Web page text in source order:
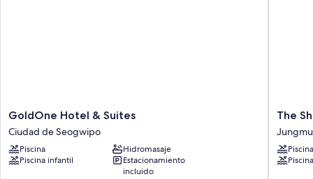
GoldOne
Hotel
&
Suites
Ciudad
GoldOne Hotel & Suites
Ciudad de Seogwipo
Piscina
Hidromasaje
Piscina infantil
Estacionamiento
incluido
The
Shilla
Jeju
The
Piscina